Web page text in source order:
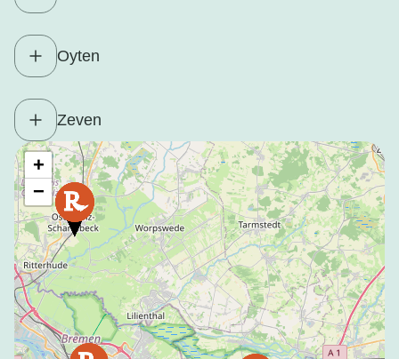
Oyten
Zeven
+
−